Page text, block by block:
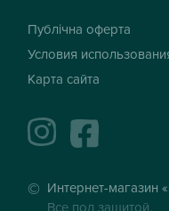
Публічна оферта
Условия
Карта сайта
instagramfacebook
Интернет-магазин
Все под защитой.